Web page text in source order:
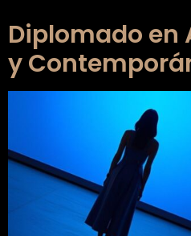
Diplomado en
y